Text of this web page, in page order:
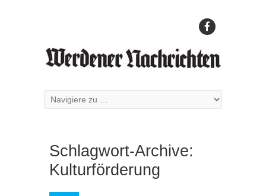
Schlagwort-Archive:
Kulturförderung